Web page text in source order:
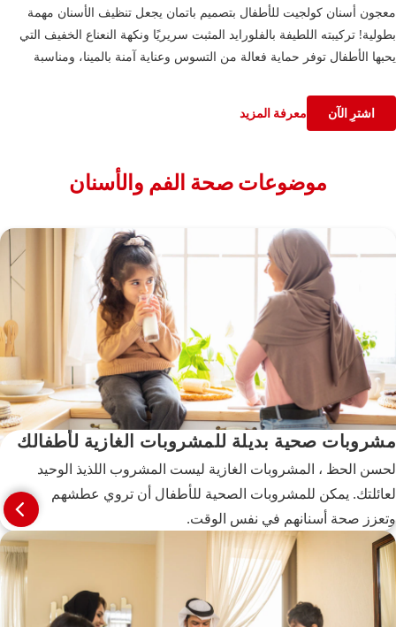
معجون أسنان كولجيت للأطفال بتصميم باتمان يجعل تنظيف الأسنان مهمة
بطولية! تركيبته اللطيفة بالفلورايد المثبت سريريًا ونكهة النعناع الخفيف التي
يحبها الأطفال توفر حماية فعالة من التسوس وعناية آمنة بالمينا، ومناسبة
اشترِ الآن معرفة المزيد
موضوعات صحة الفم والأسنان
مشروبات صحية بديلة للمشروبات الغازية لأطفالك
لحسن الحظ ، المشروبات الغازية ليست المشروب اللذيذ الوحيد
لعائلتك. يمكن للمشروبات الصحية للأطفال أن تروي عطشهم
وتعزز صحة أسنانهم في نفس الوقت.